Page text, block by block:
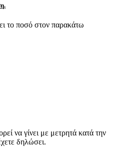
το ποσό στον παρακάτω
να γίνει με μετρητά κατά την
δηλώσει.